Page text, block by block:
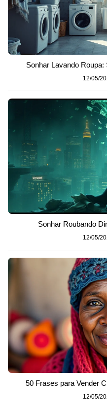
Sonhar Lavando
12/05/
Sonhar Roubando
12/05/
50 Frases para Vender
12/05/